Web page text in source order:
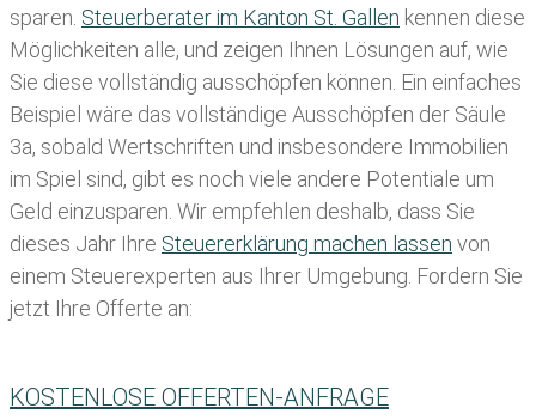
sparen. Steuerberater im K anton St. Gallen kennen diese
Möglichkeiten alle, und zeigen Ihnen Lösungen auf, wie
Sie diese vollständig ausschöpfen können. Ein einfaches
Beispiel wäre das vollständige Ausschöpfen der Säule
3a, sobald Wertschriften und insbesondere Immobilien
im Spiel sind, gibt es noch viele andere Potentiale um
Geld einzusparen. Wir empfehlen deshalb, dass Sie
dieses Jahr Ihre Steuererklärung machen lassen von
einem Steuerexperten aus Ihrer Umgebung. Fordern Sie
jetzt Ihre Offerte an:
KOSTENLOSE OFFERTEN-ANFRAGE